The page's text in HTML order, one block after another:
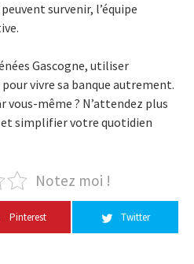
survenir, l’équipe
Gascogne, utiliser
vivre sa banque autrement.
vous-même ? N’attendez plus
simplifier votre quotidien
Notez moi !
Pinterest Twitter